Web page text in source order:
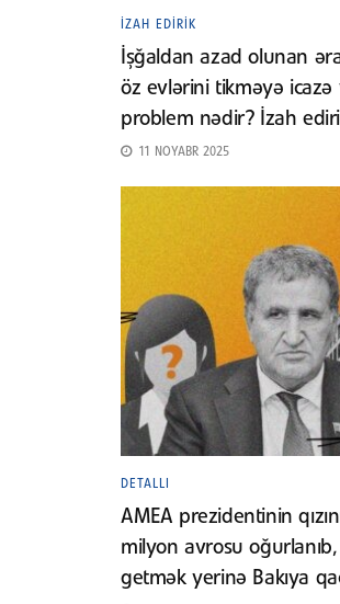
İZAH EDIRIK
İşğaldan azad olunan
öz evlərini tikməyə icazə
problem nədir? İzah
11 NOYABR 2025
DETALLI
AMEA prezidentinin
milyon avrosu
getmək yerinə Bakıya